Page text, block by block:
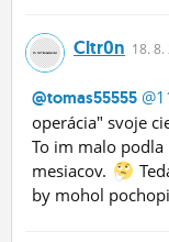
Cltr0n 18. 8.
@tomas55555
operácia" svoje
To im malo
mesiacov.
by mohol